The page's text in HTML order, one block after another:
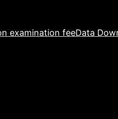
examination feeData